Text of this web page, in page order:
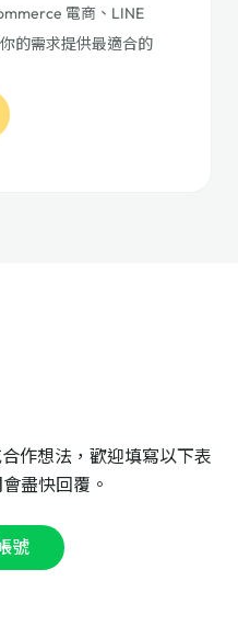
電商、LINE
的需求提供最適合的
作想法，歡迎填寫以下表
會盡快回覆。
號